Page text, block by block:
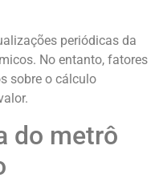
periódicas da
No entanto, fatores
sobre o cálculo
do metrô